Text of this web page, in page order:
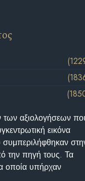
αξιολογήσεων
εικόνα
συμπεριλήφθηκαν
την πηγή τους. Τα
οποία υπήρχαν